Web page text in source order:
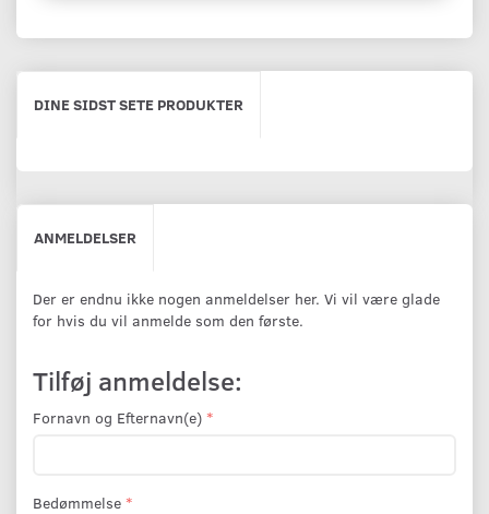
DINE SIDST SETE PRODUKTER
ANMELDELSER
Der er endnu ikke nogen anmeldelser her. Vi vil være glade
for hvis du vil anmelde som den første.
Tilføj anmeldelse:
Fornavn og Efternavn(e)
Bedømmelse